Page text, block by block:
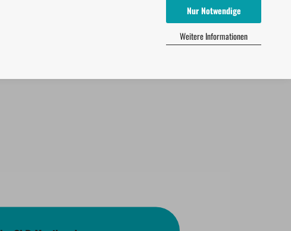
Nur Notwendige
Weitere Informationen